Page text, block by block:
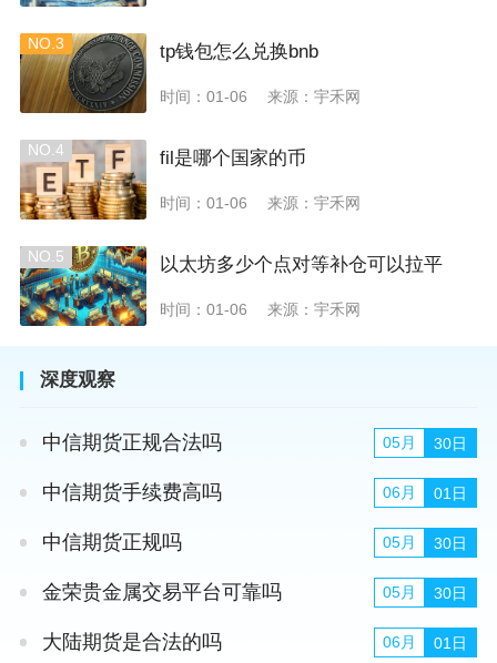
NO.3 tp钱包怎么兑换bnb
时间：01-06 来源：宇禾网
NO.4 fil是哪个国家的币
时间：01-06 来源：宇禾网
NO.5 以太坊多少个点对等补仓可以拉平
时间：01-06 来源：宇禾网
深度观察
中信期货正规合法吗 05月 30日
中信期货手续费高吗 06月 01日
中信期货正规吗 05月 30日
金荣贵金属交易平台可靠吗 05月 30日
大陆期货是合法的吗 06月 01日